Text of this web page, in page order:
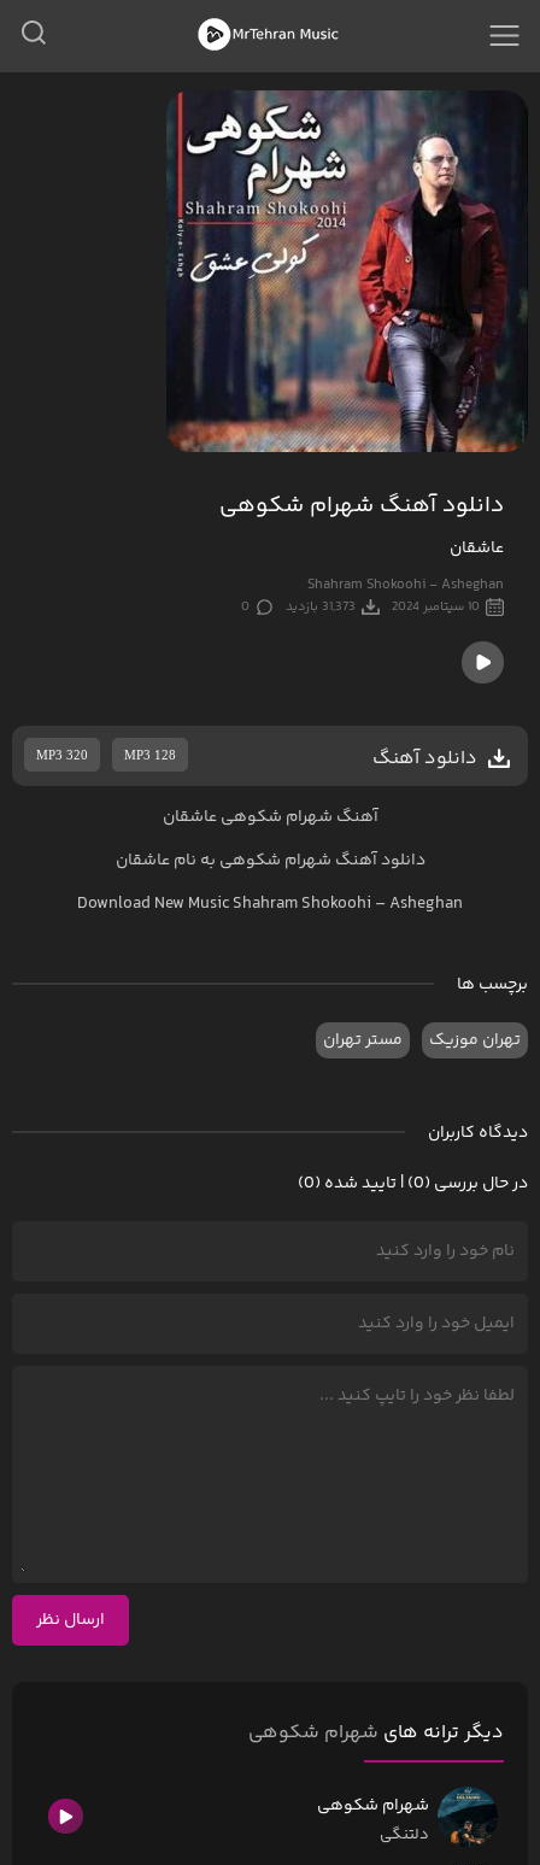
دانلود آهنگ شهرام شکوهی
عاشقان
Shahram Shokoohi - Asheghan
10 سپتامبر 2024 31,373 بازدید 0
دانلود آهنگ MP3 320 MP3 128
آهنگ شهرام شکوهی عاشقان
دانلود آهنگ شهرام شکوهی به نامعاشقان
Download New MusicShahram Shokoohi – Asheghan
برچسب ها
تهران موزیک مستر تهران
دیدگاه کاربران
در حال بررسی (0) | تایید شده (0)
ارسال نظر
دیگر ترانه های شهرام شکوهی
شهرام شکوهی
دلتنگی